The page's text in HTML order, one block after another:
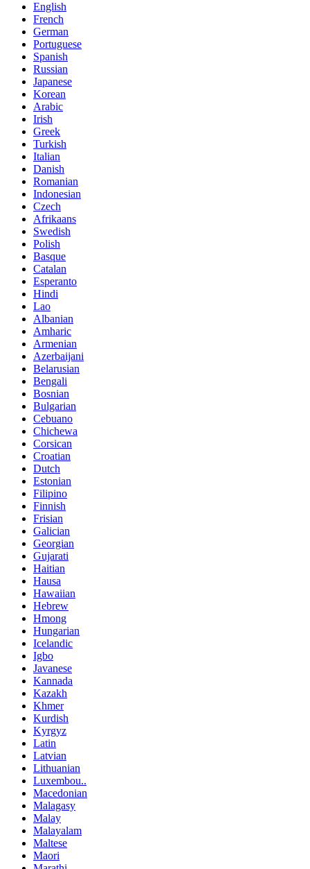
English
French
German
Portuguese
Spanish
Russian
Japanese
Korean
Arabic
Irish
Greek
Turkish
Italian
Danish
Romanian
Indonesian
Czech
Afrikaans
Swedish
Polish
Basque
Catalan
Esperanto
Hindi
Lao
Albanian
Amharic
Armenian
Azerbaijani
Belarusian
Bengali
Bosnian
Bulgarian
Cebuano
Chichewa
Corsican
Croatian
Dutch
Estonian
Filipino
Finnish
Frisian
Galician
Georgian
Gujarati
Haitian
Hausa
Hawaiian
Hebrew
Hmong
Hungarian
Icelandic
Igbo
Javanese
Kannada
Kazakh
Khmer
Kurdish
Kyrgyz
Latin
Latvian
Lithuanian
Luxembou..
Macedonian
Malagasy
Malay
Malayalam
Maltese
Maori